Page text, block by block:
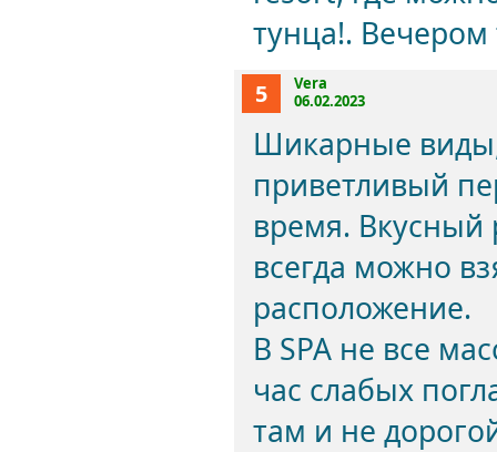
тунца!. Вечером
5
Vera
06.02.2023
Шикарные виды,
приветливый
время. Вкусный
всегда можно
расположение.
В SPA не все
час слабых
там и не